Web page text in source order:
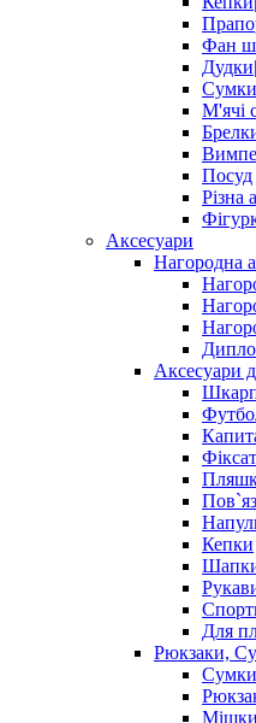
Фан
М'ячі
Посуд
Різна
Аксесуари
Нагородна
Аксесуари
Кепки
Для
Рюкзаки,
Сумки
Мішки